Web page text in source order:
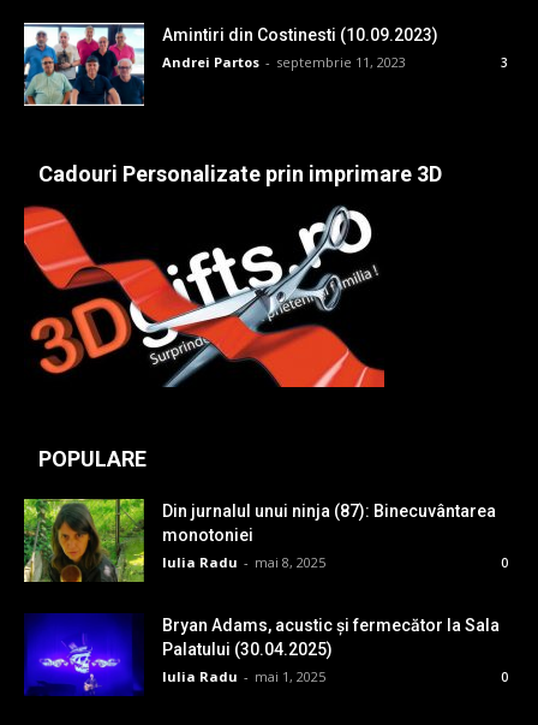
Amintiri din Costinesti (10.09.2023)
Andrei Partos - septembrie 11, 2023 3
Cadouri Personalizate prin imprimare 3D
POPULARE
Din jurnalul unui ninja (87): Binecuvântarea
monotoniei
Iulia Radu - mai 8, 2025 0
Bryan Adams, acustic și fermecător la Sala
Palatului (30.04.2025)
Iulia Radu - mai 1, 2025 0